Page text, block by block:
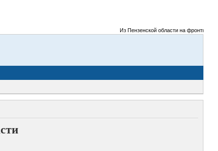
Из Пензенской области на фронты